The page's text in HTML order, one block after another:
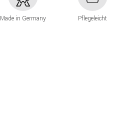
Made in Germany Pflegeleicht